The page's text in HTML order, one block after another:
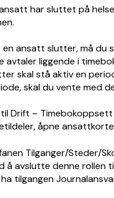
har sluttet på
en ansatt slutter, må du
avtaler liggende i
skal stå aktiv en
skal du vente med
Drift –
åpne
Tilganger/Steder/
å avslutte denne rollen
tilgangen